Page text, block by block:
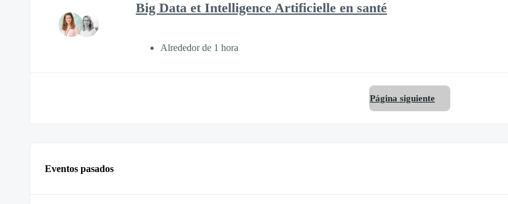
Big Data et Intelligence Artificielle en santé
Alrededor de 1 hora
Página siguiente
Eventos pasados